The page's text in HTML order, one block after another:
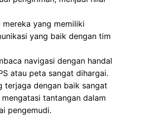
yang memiliki
yang baik dengan tim
navigasi dengan handal
atau peta sangat dihargai.
terjaga dengan baik sangat
tantangan dalam
pengemudi.